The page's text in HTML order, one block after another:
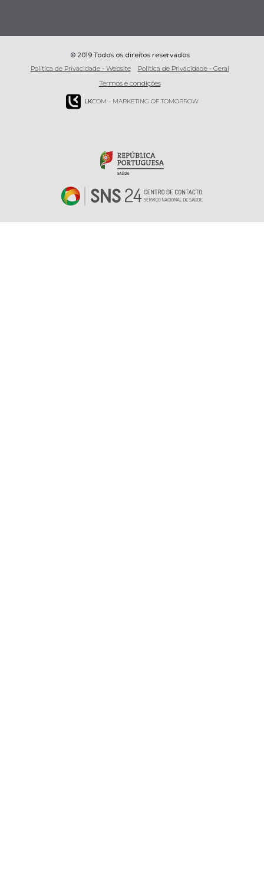
© 2019 Todos os direitos reservados
Política de Privacidade - Website
Política de Privacidade - Geral
Termos e condições
LKCOM - MARKETING OF TOMORROW